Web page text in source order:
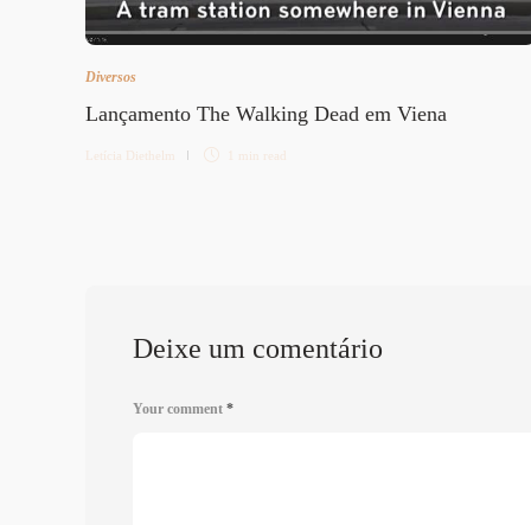
Diversos
Lançamento The Walking Dead em Viena
Letícia Diethelm 1 min read
Deixe um comentário
Your comment *